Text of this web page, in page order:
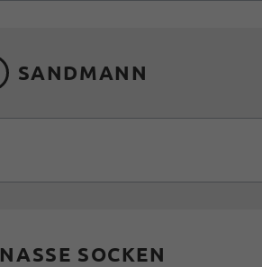
SANDMANN
NASSE SOCKEN